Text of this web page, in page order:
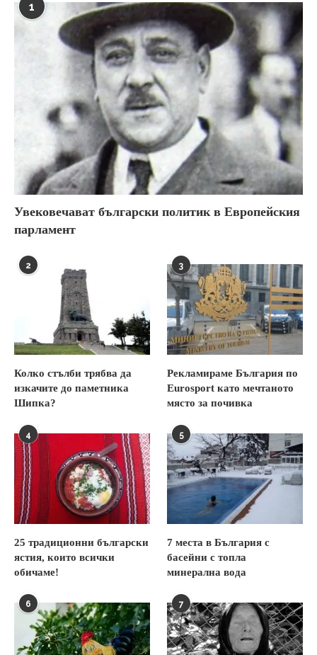
1
Увековечават български политик в Европейския
парламент
2
Колко стълби трябва да
изкачите до паметника
Шипка?
3
Рекламираме България по
Eurosport като мечтаното
място за почивка
4
25 традиционни български
ястия, които всички
обичаме!
5
7 места в България с
басейни с топла
минерална вода
6 7